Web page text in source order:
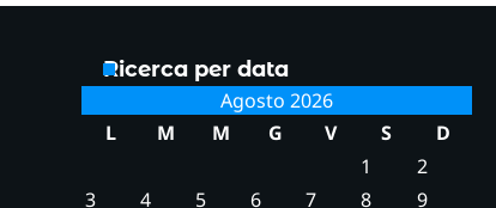
Ricerca per data
Agosto 2026
L
M M G V S
D
1
2
3
4 5 6 7 8 9